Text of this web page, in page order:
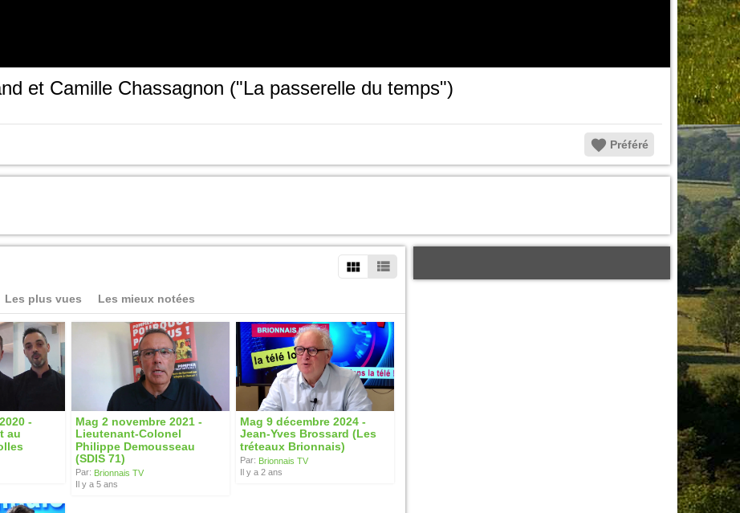
et Camille Chassagnon ("La passerelle du temps")
Préféré
Les plus vues Les mieux notées
-
au
Mag 2 novembre 2021 -
Lieutenant-Colonel
Philippe Demousseau
(SDIS 71)
Par: Brionnais TV
Il y a 5 ans
Mag 9 décembre 2024 -
Jean-Yves Brossard (Les
tréteaux Brionnais)
Par: Brionnais TV
Il y a 2 ans